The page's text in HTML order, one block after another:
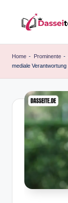
content
a
e
Home - Prominente -
mediale Verantwortung